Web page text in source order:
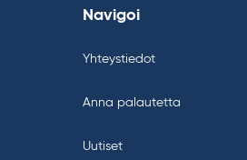
Navigoi
Yhteystiedot
Anna palautetta
Uutiset